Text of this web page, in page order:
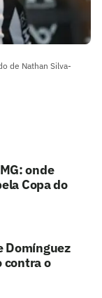
de Nathan Silva-
onde
Copa do
Domínguez
contra o